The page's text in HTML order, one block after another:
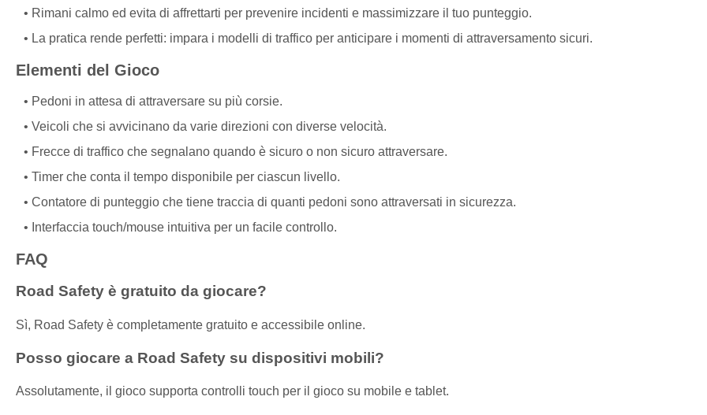
Rimani calmo ed evita di affrettarti per prevenire incidenti e massimizzare il tuo punteggio.
La pratica rende perfetti: impara i modelli di traffico per anticipare i momenti di attraversamento sicuri.
Elementi del Gioco
Pedoni in attesa di attraversare su più corsie.
Veicoli che si avvicinano da varie direzioni con diverse velocità.
Frecce di traffico che segnalano quando è sicuro o non sicuro attraversare.
Timer che conta il tempo disponibile per ciascun livello.
Contatore di punteggio che tiene traccia di quanti pedoni sono attraversati in sicurezza.
Interfaccia touch/mouse intuitiva per un facile controllo.
FAQ
Road Safety è gratuito da giocare?
Sì, Road Safety è completamente gratuito e accessibile online.
Posso giocare a Road Safety su dispositivi mobili?
Assolutamente, il gioco supporta controlli touch per il gioco su mobile e tablet.